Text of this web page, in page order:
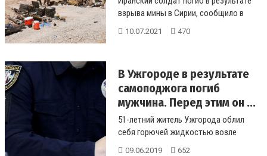
взрыва мины в Сирии, сообщило в
пятницу государственное телевиден...
10.07.2021 470
В Ужгороде в результате
самоподжога погиб
мужчина. Перед этим он ...
51-летний житель Ужгорода облил
себя горючей жидкостью возле
здания Закарпатской областной
09.06.2019 652